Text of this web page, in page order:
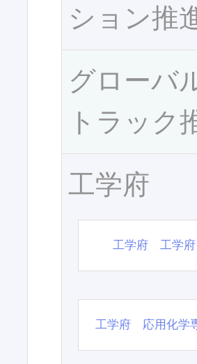
ション推
グローバ
トラック
工学府
工学府 工学府
工学府 応用化学